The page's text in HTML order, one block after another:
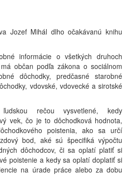
Jozef Mihál dlho očakávanú knihu
informácie o všetkých druhoch
občan podľa zákona o sociálnom
dôchodky, predčasné starobné
vdovské, vdovecké a sirotské
rečou vysvetlené, kedy
vek, čo je to dôchodková hodnota,
poistenia, ako sa určí
bod, aké sú špecifiká výpočtu
dôchodcov, či sa oplatí platiť si
poistenie a kedy sa oplatí doplatiť si
na úrade práce alebo za dobu